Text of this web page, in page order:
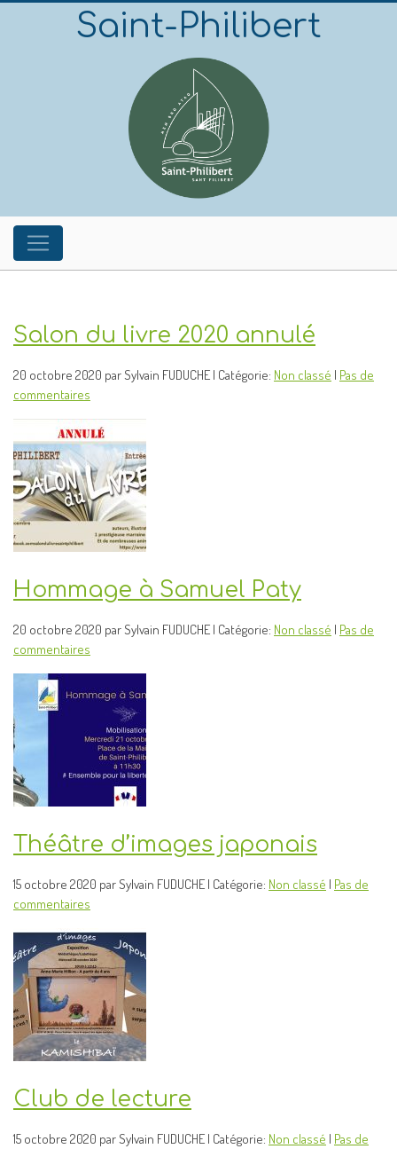
Saint-Philibert
Salon du livre 2020 annulé
20 octobre 2020 par Sylvain FUDUCHE | Catégorie: Non classé | Pas de
commentaires
Hommage à Samuel Paty
20 octobre 2020 par Sylvain FUDUCHE | Catégorie: Non classé | Pas de
commentaires
Théâtre d’images japonais
15 octobre 2020 par Sylvain FUDUCHE | Catégorie: Non classé | Pas de
commentaires
Club de lecture
15 octobre 2020 par Sylvain FUDUCHE | Catégorie: Non classé | Pas de